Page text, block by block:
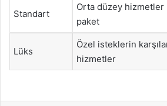
Standart
Orta düzey
paket
Lüks
Özel isteklerin
hizmetler